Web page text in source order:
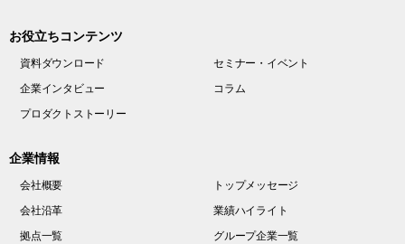
お役立ちコンテンツ
資料ダウンロード
セミナー・イベント
企業インタビュー
コラム
プロダクトストーリー
企業情報
会社概要
トップメッセージ
会社沿革
業績ハイライト
拠点一覧
グループ企業一覧